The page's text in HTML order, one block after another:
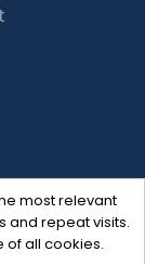
most relevant
and repeat visits.
of all cookies.